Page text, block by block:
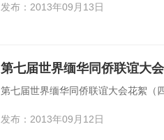
发布：2013年09月13日
第七届世界缅华同侨联谊大
第七届世界缅华同侨联谊大会花絮（
发布：2013年09月12日